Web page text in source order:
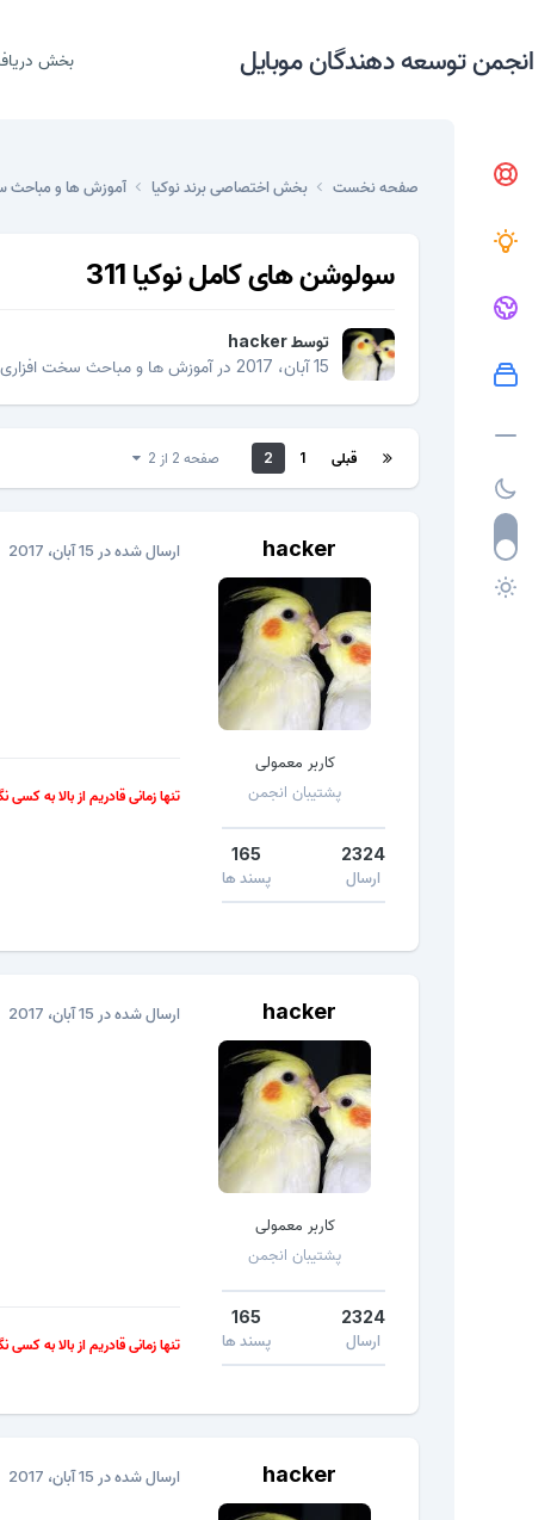
انجمن توسعه دهندگان موبایل بخش
صفحه نخست بخش اختصاصی برند نوکیا آموزش ها و مباحث
سولوشن های کامل نوکیا 311
توسطhacker
15 آبان، 2017
درآموزش ها و مباحث سخت افزاری
قبلی 1
2 صفحه 2 از 2
hacker
کاربر معمولی
پشتیبان انجمن
2324
ارسال
165
پسند ها
ارسال شده در 15 آبان، 2017
تنها زمانی قادریم از بالا به
hacker
کاربر معمولی
پشتیبان انجمن
2324
ارسال
165
پسند ها
ارسال شده در 15 آبان، 2017
تنها زمانی قادریم از بالا به
hacker ارسال شده در 15 آبان، 2017